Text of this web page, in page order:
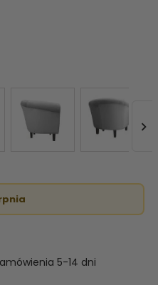

5-14 dni